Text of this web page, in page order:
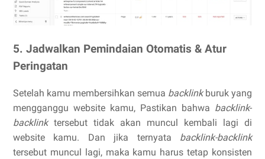
5. Jadwalkan Pemindaian Otomatis & Atur
Peringatan
Setelah kamu membersihkan semua backlink buruk yang
mengganggu website kamu, Pastikan bahwa backlink-
backlinktersebut tidak akan muncul kembali lagi di
website kamu. Dan jika ternyata backlink-backlink
tersebut muncul lagi, maka kamu harus tetap konsisten